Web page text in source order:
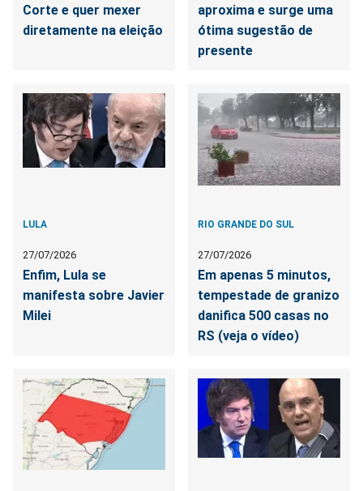
Corte e quer mexer
diretamente na eleição
aproxima e surge uma
ótima sugestão de
presente
LULA
27/07/2026
Enfim, Lula se
manifesta sobre Javier
Milei
RIO GRANDE DO SUL
27/07/2026
Em apenas 5 minutos,
tempestade de granizo
danifica 500 casas no
RS (veja o vídeo)